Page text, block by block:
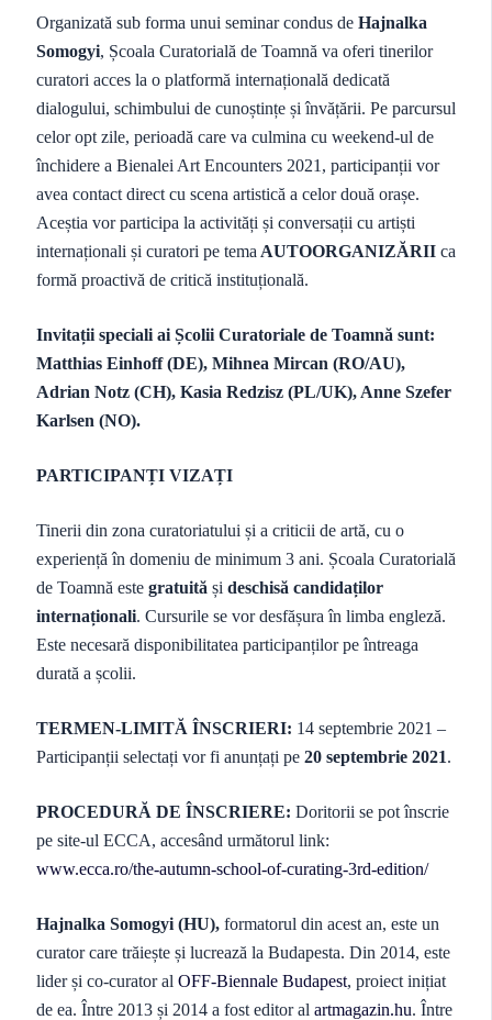
Organizată sub forma unui seminar condus de Hajnalka
Somogyi, Școala Curatorială de Toamnă va oferi tinerilor
curatori acces la o platformă internațională dedicată
dialogului, schimbului de cunoștințe și învățării. Pe parcursul
celor opt zile, perioadă care va culmina cu weekend-ul de
închidere a Bienalei Art Encounters 2021, participanții vor
avea contact direct cu scena artistică a celor două orașe.
Aceștia vor participa la activități și conversații cu artiști
internaționali și curatori pe tema AUTOORGANIZĂRIIca
formă proactivă de critică instituțională.
Invitații speciali ai Școlii Curatoriale de Toamnă sunt:
Matthias Einhoff (DE), Mihnea Mircan (RO/AU),
Adrian Notz (CH), Kasia Redzisz (PL/UK), Anne Szefer
Karlsen (NO).
PARTICIPANȚI VIZAȚI
Tinerii din zona curatoriatului și a criticii de artă, cu o
experiență în domeniu de minimum 3 ani. Școala Curatorială
de Toamnă este gratuită și deschisă candidaților
internaționali. Cursurile se vor desfășura în limba engleză.
Este necesară disponibilitatea participanților pe întreaga
durată a școlii.
TERMEN-LIMITĂ ÎNSCRIERI: 14 septembrie 2021 –
Participanții selectați vor fi anunțați pe 20 septembrie 2021.
PROCEDURĂ DE ÎNSCRIERE: Doritorii se pot înscrie
pe site-ul ECCA, accesând următorul link:
www.ecca.ro/the-autumn-school-of-curating-3rd-edition/
Hajnalka Somogyi (HU), formatorul din acest an, este un
curator care trăiește și lucrează la Budapesta. Din 2014, este
lider și co-curator al OFF-Biennale Budapest, proiect inițiat
de ea. Între 2013 și 2014 a fost editor al artmagazin.hu. Între